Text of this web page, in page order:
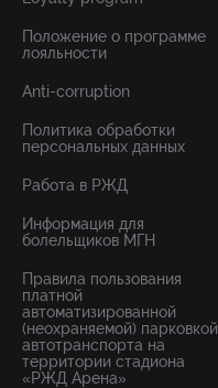
Положение о программе
лояльности
Anti-corruption
Политика обработки
персональных данных
Работа в РЖД
Информация для
болельщиков МГН
Правила пользования
платной
автоматизированной
(неохраняемой) парковкой
автотранспорта на
территории стадиона
«РЖД Арена»